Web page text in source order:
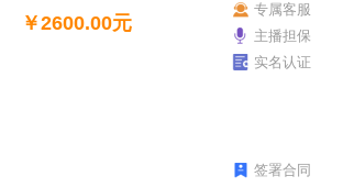
￥2600.00元
专属客服
主播担保
实名认证
签署合同